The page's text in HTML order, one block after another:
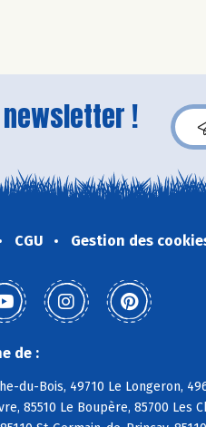
!
CGU Gestion des
de :
du-Bois, 49710 Le Longeron,
85510 Le Boupère, 85700 Les